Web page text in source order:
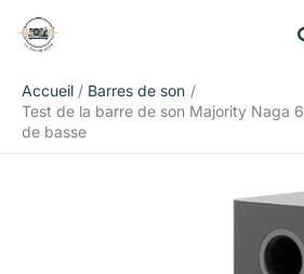
Accueil
Barres de son
Test de la barre de son Majority Naga
de basse
Rechercher